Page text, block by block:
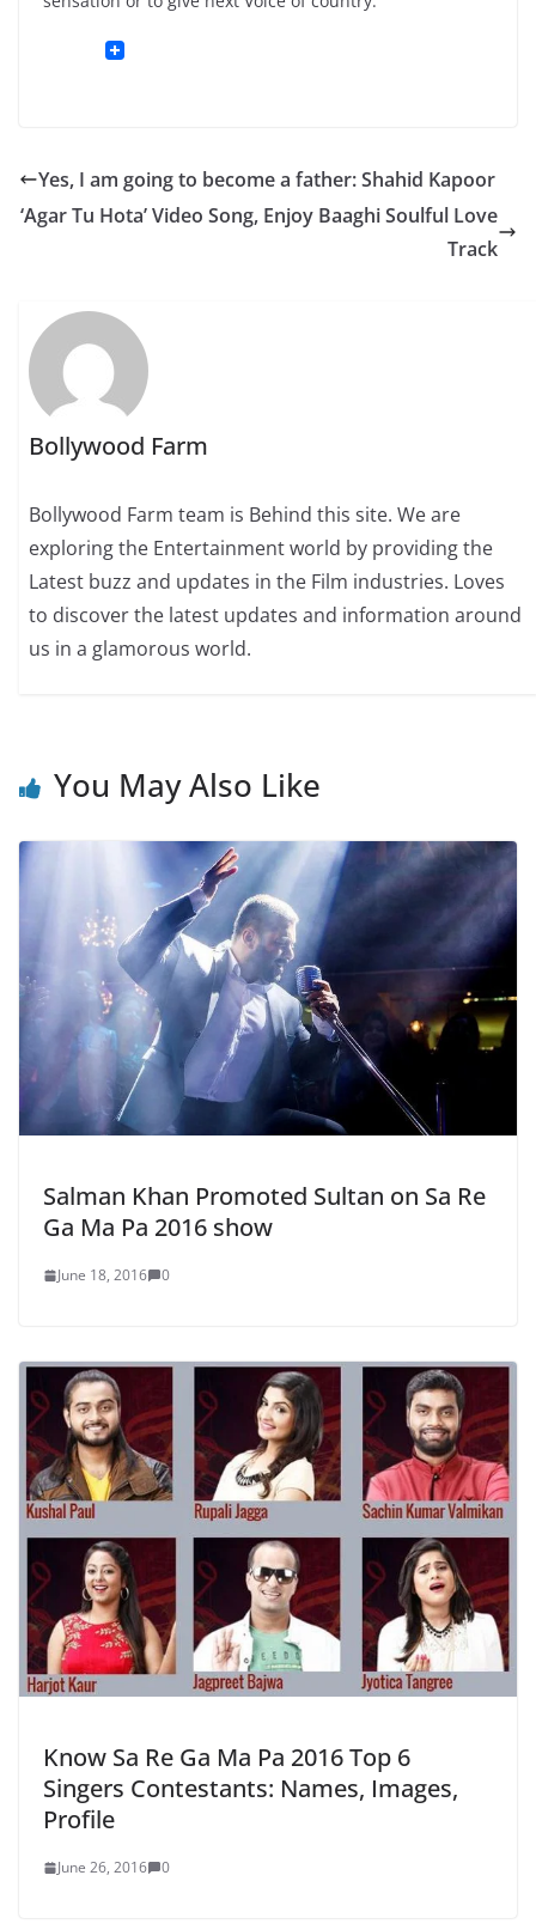
Yes, I am going to become a father: Shahid Kapoor
‘Agar Tu Hota’ Video Song, Enjoy Baaghi Soulful Love
Track
Bollywood Farm
Bollywood Farm team is Behind this site. We are
exploring the Entertainment world by providing the
Latest buzz and updates in the Film industries. Loves
to discover the latest updates and information around
us in a glamorous world.
You May Also Like
Salman Khan Promoted Sultan on Sa Re
Ga Ma Pa 2016 show
June 18, 2016 0
Know Sa Re Ga Ma Pa 2016 Top 6
Singers Contestants: Names, Images,
Profile
June 26, 2016 0